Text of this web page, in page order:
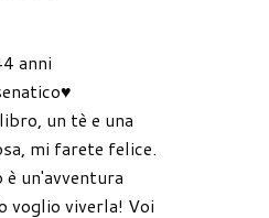
anni
un tè e una
mi farete felice.
un'avventura
voglio viverla! Voi